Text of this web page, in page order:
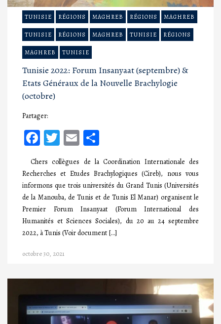
TUNISIE RÉGIONS MAGHREB RÉGIONS MAGHREB
TUNISIE RÉGIONS MAGHREB TUNISIE RÉGIONS
MAGHREB TUNISIE
Tunisie 2022: Forum Insanyaat (septembre) &
Etats Généraux de la Nouvelle Brachylogie
(octobre)
Partager:
Facebook
Twitter
Email
Chers collègues de la Coordination Internationale des
Recherches et Etudes Brachylogiques (Cireb), nous vous
informons que trois universités du Grand Tunis (Universités
de la Manouba, de Tunis et de Tunis El Manar) organisent le
Premier Forum Insanyaat (Forum International des
Humanités et Sciences Sociales), du 20 au 24 septembre
2022, à Tunis (Voir document […]
octobre 30, 2021